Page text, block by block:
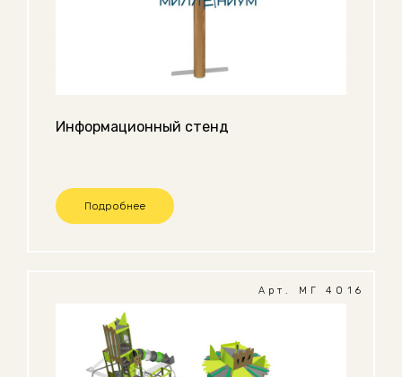
Информационный стенд
Подробнее
Арт. МГ 4016